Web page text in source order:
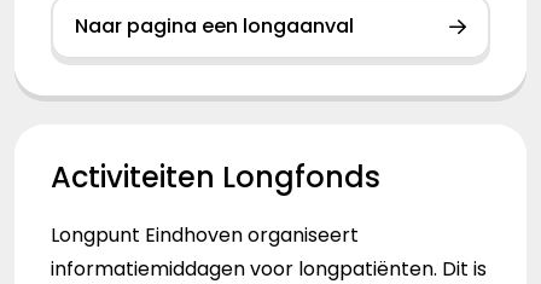
Naar pagina een longaanval
Activiteiten Longfonds
Longpunt Eindhoven organiseert
informatiemiddagen voor longpatiënten. Dit is